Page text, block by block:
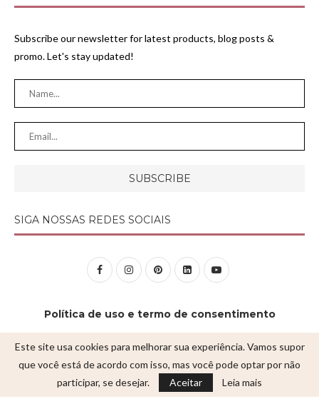
Subscribe our newsletter for latest products, blog posts &
promo. Let's stay updated!
SIGA NOSSAS REDES SOCIAIS
Política de uso e termo de consentimento
SE BEBER, NÃO DIRIJA
APRECIE COM RESPONSABILIDADE
Este site usa cookies para melhorar sua experiência. Vamos supor
que você está de acordo com isso, mas você pode optar por não
participar, se desejar.
Aceitar Leia mais